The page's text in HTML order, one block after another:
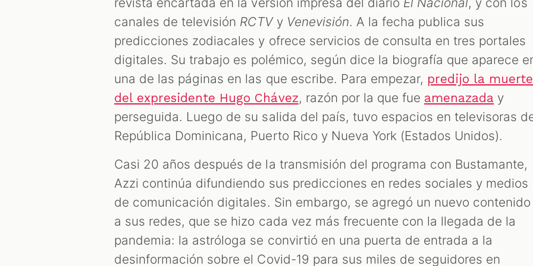
canales de televisión RCTVy Venevisión. A la fecha publica sus
predicciones zodiacales y ofrece servicios de consulta en tres portales
digitales. Su trabajo es polémico, según dice la biografía que aparece
una de las páginas en las que escribe. Para empezar, predijo la muerte
del expresidente Hugo Chávez, razón por la que fue amenazada y
perseguida. Luego de su salida del país, tuvo espacios en televisoras
República Dominicana, Puerto Rico y Nueva York (Estados Unidos).
Casi 20 años después de la transmisión del programa con Bustamante,
Azzi continúa difundiendo sus predicciones en redes sociales y medios
de comunicación digitales. Sin embargo, se agregó un nuevo contenido
a sus redes, que se hizo cada vez más frecuente con la llegada de la
pandemia: la astróloga se convirtió en una puerta de entrada a la
desinformación sobre el Covid-19 para sus miles de seguidores en